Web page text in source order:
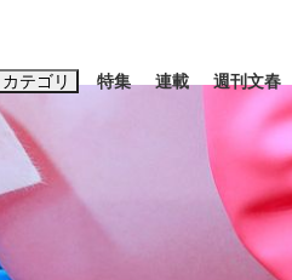
カテゴリ
ース
特集 連載 週刊文春
ーワードタグ一覧